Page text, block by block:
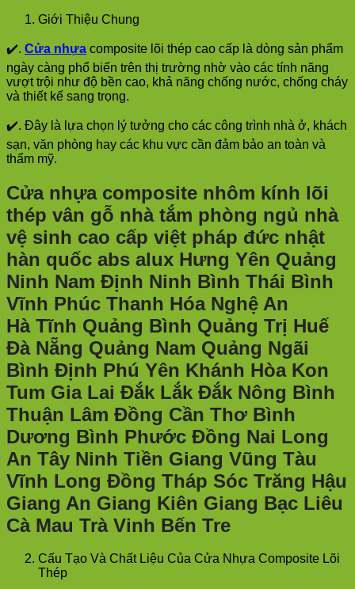
Giới Thiệu Chung
✔️. Cửa nhựa composite lõi thép cao cấp là dòng sản phẩm
ngày càng phổ biến trên thị trường nhờ vào các tính năng
vượt trội như độ bền cao, khả năng chống nước, chống cháy
và thiết kế sang trọng.
✔️. Đây là lựa chọn lý tưởng cho các công trình nhà ở, khách
sạn, văn phòng hay các khu vực cần đảm bảo an toàn và
thẩm mỹ.
Cửa nhựa composite nhôm kính lõi
thép vân gỗ nhà tắm phòng ngủ nhà
vệ sinh cao cấp việt pháp đức nhật
hàn quốc abs alux Hưng Yên Quảng
Ninh Nam Định Ninh Bình Thái Bình
Vĩnh Phúc Thanh Hóa Nghệ An
Hà Tĩnh Quảng Bình Quảng Trị Huế
Đà Nẵng Quảng Nam Quảng Ngãi
Bình Định Phú Yên Khánh Hòa Kon
Tum Gia Lai Đắk Lắk Đắk Nông Bình
Thuận Lâm Đồng Cần Thơ Bình
Dương Bình Phước Đồng Nai Long
An Tây Ninh Tiền Giang Vũng Tàu
Vĩnh Long Đồng Tháp Sóc Trăng Hậu
Giang An Giang Kiên Giang Bạc Liêu
Cà Mau Trà Vinh Bến Tre
Cấu Tạo Và Chất Liệu Của Cửa Nhựa Composite Lõi
Thép